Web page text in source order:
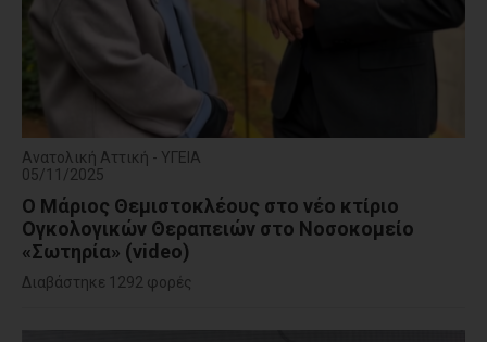
Ανατολική Αττική - ΥΓΕΙΑ
05/11/2025
Ο Μάριος Θεμιστοκλέους στο νέο κτίριο
Ογκολογικών Θεραπειών στο Νοσοκομείο
«Σωτηρία» (video)
Διαβάστηκε 1292 φορές